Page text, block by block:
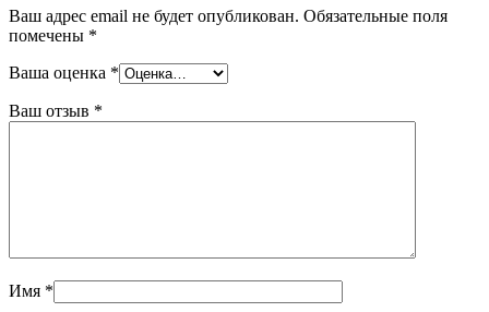
Ваш адрес email не будет опубликован. Обязательные поля
помечены *
Ваша оценка *
Ваш отзыв *
Имя *